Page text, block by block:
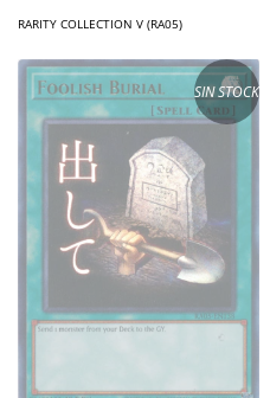
RARITY COLLECTION V (RA05)
SIN STOCK